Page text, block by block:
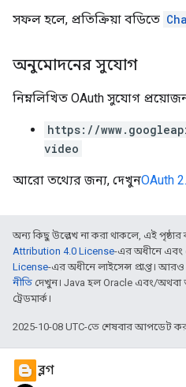
সফল হলে, প্রতিক্রিয়া বডিতে
অনুমোদনের সুযোগ
নিম্নলিখিত OAuth সুযোগ
https://
video
আরো তথ্যের জন্য, দেখুনOAuth
অন্য কিছু উল্লেখ না করা থাকলে, এই পৃষ্ঠার
Attribution 4.0 License-এর অধীনে
License-এর অধীনে লাইসেন্স প্রাপ্ত।
নীতি দেখুন। Java হল Oracle এবং/অথবা
ট্রেডমার্ক।
2025-10-08 UTC-তে শেষবার আপডেট
ব্লগ